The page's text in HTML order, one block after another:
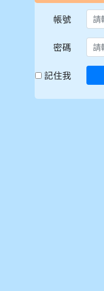
帳號
密碼
記住我